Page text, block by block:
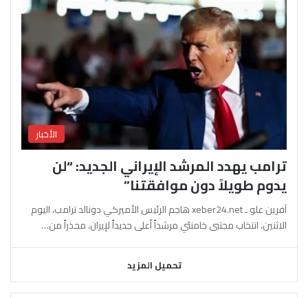
الأخبار
ترامب يهدد المرشد الإيراني الجديد: “لن
يدوم طويلاً دون موافقتنا”
آفرين علو ـ xeber24.net هاجم الرئيس الأميركي دونالد ترامب، اليوم
الاثنين، انتخاب مجتبى خامنئي مرشداً أعلى جديداً لإيران، محذراً من…
تحميل المزيد